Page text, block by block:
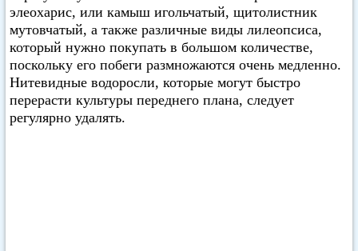
элеохарис, или камыш игольчатый, щитолистник
мутовчатый, а также различные виды лилеопсиса,
который нужно покупать в большом количестве,
поскольку его побеги размножаются очень медленно.
Нитевидные водоросли, которые могут быстро
перерасти культуры переднего плана, следует
регулярно удалять.